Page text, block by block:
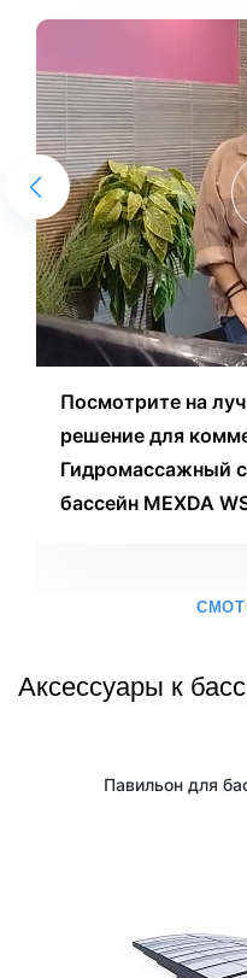
Посмотрите на
решение для
Гидромассажный
бассейн MEXDA
Аксессуары к
Павильон для